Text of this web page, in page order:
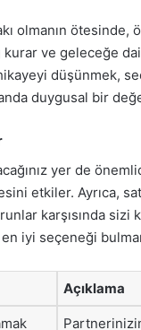
olmanın ötesinde,
kurar ve geleceğe
düşünmek,
duygusal bir
yer de
etkiler. Ayrıca,
karşısında sizi
iyi seçeneği
Açıklama